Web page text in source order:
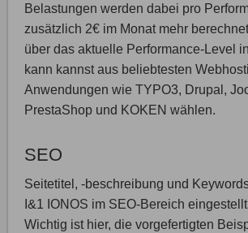
Belastungen werden dabei pro
zusätzlich 2€ im Monat mehr
über das aktuelle Performance-Level
kann kannst aus beliebtesten
Anwendungen wie TYPO3, Drupal,
PrestaShop und KOKEN wählen.
SEO
Seitetitel, -beschreibung und
I&1 IONOS im SEO-Bereich
Wichtig ist hier, die vorgefertigten